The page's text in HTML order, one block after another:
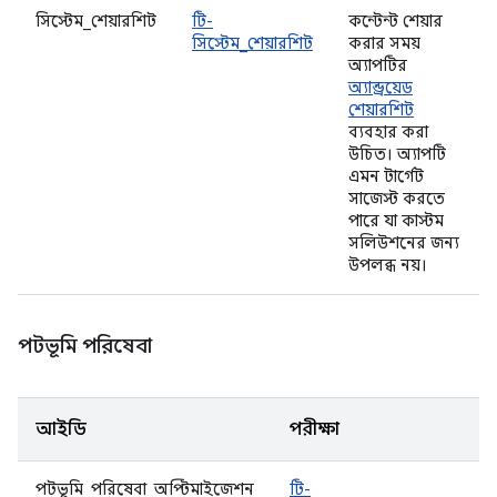
সিস্টেম_শেয়ারশিট
টি-
সিস্টেম_শেয়ারশিট
কন্টেন্ট শেয়ার
করার সময়
অ্যাপটির
অ্যান্ড্রয়েড
শেয়ারশিট
ব্যবহার করা
উচিত। অ্যাপটি
এমন টার্গেট
সাজেস্ট করতে
পারে যা কাস্টম
সলিউশনের জন্য
উপলব্ধ নয়।
পটভূমি পরিষেবা
আইডি পরীক্ষা
পটভূমি_পরিষেবা_অপ্টিমাইজেশন টি-